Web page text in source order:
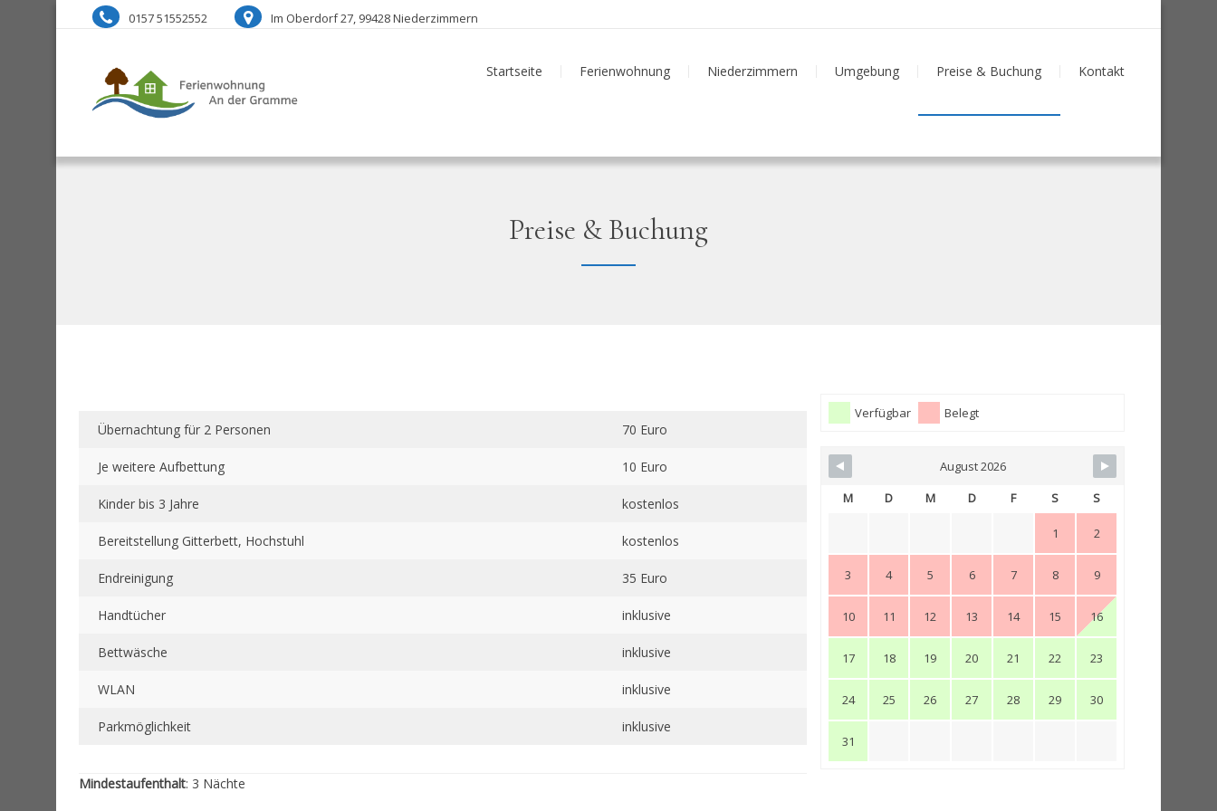
0157 51552552 Im Oberdorf 27, 99428 Niederzimmern
Startseite Ferienwohnung Niederzimmern Umgebung Preise & Buchung Kontakt
Preise & Buchung
Übernachtung für 2 Personen 70 Euro
Je weitere Aufbettung 10 Euro
Kinder bis 3 Jahre kostenlos
Bereitstellung Gitterbett, Hochstuhl kostenlos
Endreinigung 35 Euro
Handtücher inklusive
Bettwäsche inklusive
WLAN inklusive
Parkmöglichkeit inklusive
Mindestaufenthalt: 3 Nächte
Verfügbar Belegt
August 2026
M
D M D F S S
1 2
3 4 5 6 7 8 9
10 11 12 13 14 15 16
17 18 19 20 21 22 23
24 25 26 27 28 29 30
31